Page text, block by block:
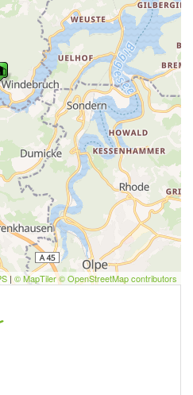
Miriam
|© MapTiler © OpenStreetMap contributors